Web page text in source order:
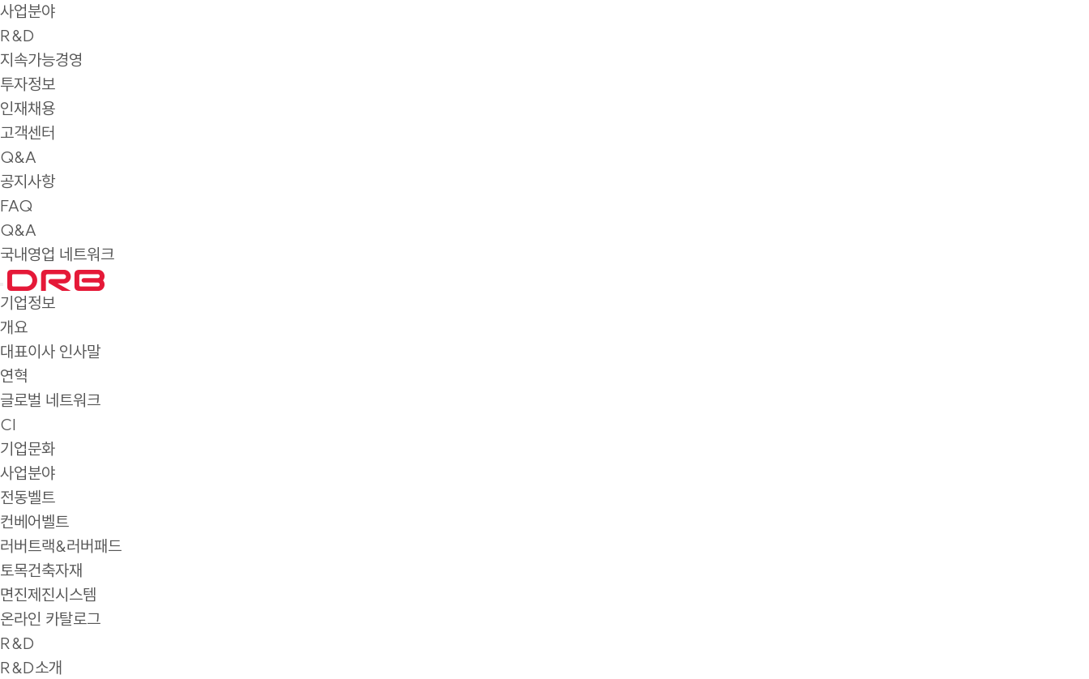
사업분야
R&D
지속가능경영
투자정보
인재채용
고객센터
Q&A
공지사항
FAQ
Q&A
국내영업 네트워크
기업정보
개요
대표이사 인사말
연혁
글로벌 네트워크
CI
기업문화
사업분야
전동벨트
컨베어벨트
러버트랙&러버패드
토목건축자재
면진제진시스템
온라인 카탈로그
R&D
R&D소개